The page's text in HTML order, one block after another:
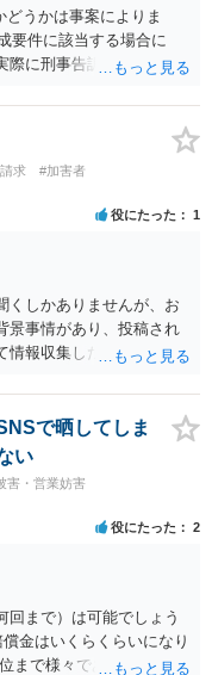
うかは事案によりま
要件に該当する場合に
際に刑事告訴に動くかど
ことが多いので、少しで
求が行われることが多い
稿の場合、開示請求者は
による裏付けか必要な
が比較的多いと思われ
求
#加害者
役にたった 1
くしかありませんが、お
景事情があり、投稿され
情報収集した結果、この
「答え合わせ」になって
きについても、相手方次
するには情報が乏し
特定に繋がってしまうの
で晒してしま
い
害・営業妨害
役にたった 2
回まで）は可能でしょう
金はいくらくらいになり
まで様々であり、不明で